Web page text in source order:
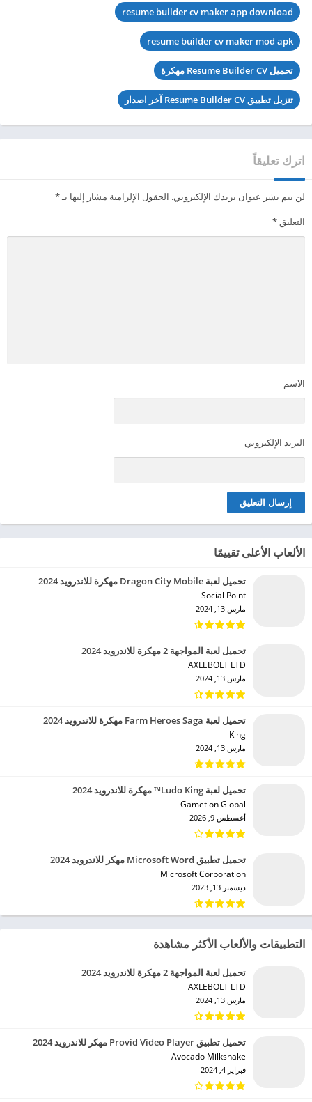
resume builder cv maker app download
resume builder cv maker mod apk
تحميل Resume Builder CV مهكرة
تنزيل تطبيق Resume Builder CV آخر اصدار
اترك تعليقاً
لن يتم نشر عنوان بريدك الإلكتروني. الحقول الإلزامية مشار إليها بـ*
التعليق*
الاسم
البريد الإلكتروني
الألعاب الأعلى تقييمًا
تحميل لعبة Dragon City Mobile مهكرة للاندرويد 2024
Social Point‏
مارس 13, 2024
تحميل لعبة المواجهة 2 مهكرة للاندرويد 2024
AXLEBOLT LTD‏
مارس 13, 2024
تحميل لعبة Farm Heroes Saga مهكرة للاندرويد 2024
King‏
مارس 13, 2024
تحميل لعبة Ludo King™ مهكرة للاندرويد 2024
Gametion Global‏
أغسطس 9, 2026
تحميل تطبيق Microsoft Word مهكر للاندرويد 2024
Microsoft Corporation‏
ديسمبر 13, 2023
التطبيقات والألعاب الأكثر مشاهدة
تحميل لعبة المواجهة 2 مهكرة للاندرويد 2024
AXLEBOLT LTD‏
مارس 13, 2024
تحميل تطبيق Provid Video Player مهكر للاندرويد 2024
Avocado Milkshake‏
فبراير 4, 2024